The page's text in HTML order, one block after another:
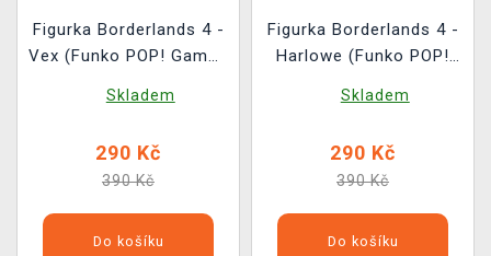
Figurka Borderlands 4 -
Vex (Funko POP! Games
Skladem
290 Kč
390 Kč
Do košíku
Figurka Borderlands 4 -
Harlowe (Funko POP!
Skladem
290 Kč
390 Kč
Do košíku